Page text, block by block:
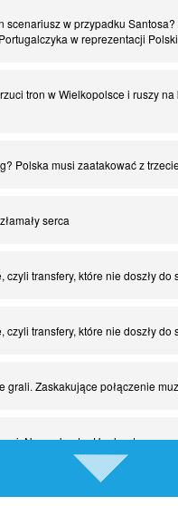
scenariusz w przypadku Santosa?
w reprezentacji
tron w Wielkopolsce i ruszy
Polska musi zaatakować z
serca
czyli transfery, które nie doszły do
czyli transfery, które nie doszły do
grali. Zaskakujące połączenie
Nunez kontra Haaland
Bayern. Czy wilk będzie syty,